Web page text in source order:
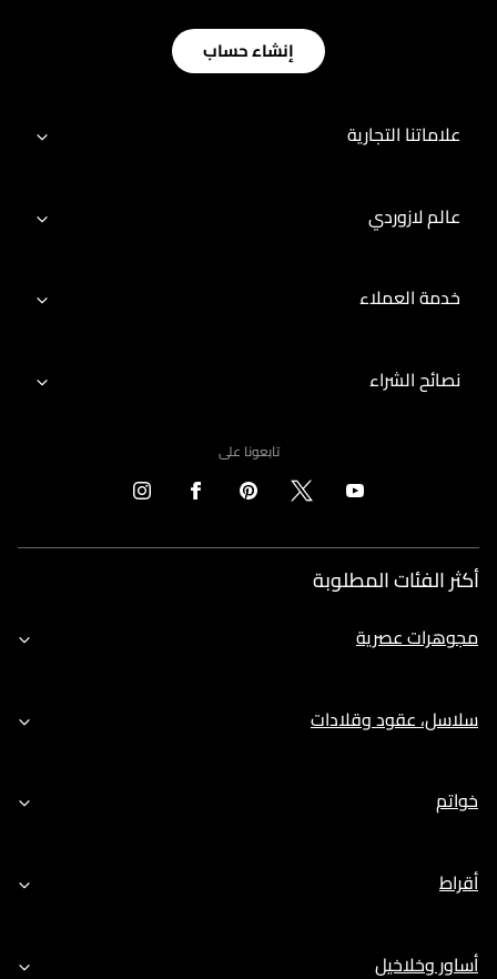
إنشاء حساب
علاماتنا التجارية
عالم لازوردي
خدمة العملاء
نصائح الشراء
تابعونا على
أكثر الفئات المطلوبة
مجوهرات عصرية
سلاسل، عقود وقلادات
خواتم
أقراط
أساور وخلاخيل